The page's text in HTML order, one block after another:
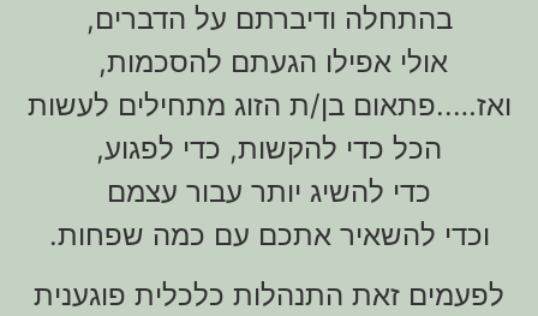
בהתחלה ודיברתם על הדברים,
אולי אפילו הגעתם להסכמות,
ואז…..פתאום בן/ת הזוג מתחילים לעשות
הכל כדי להקשות, כדי לפגוע,
כדי להשיג יותר עבור עצמם
וכדי להשאיר אתכם עם כמה שפחות.
לפעמים זאת התנהלות כלכלית פוגענית